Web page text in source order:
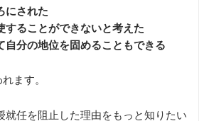
にされた
ることができないと考えた
分の地位を固めることもできる
ます。
就任を阻止した理由をもっと知りたい